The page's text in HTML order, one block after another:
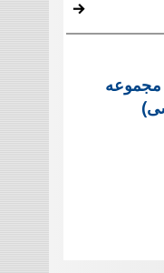
مجموعه